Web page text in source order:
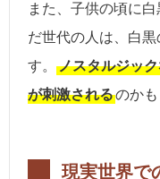
また、子供の頃に
だ世代の人は、白
す。
ノスタルジッ
が刺激されるのかも
現実世界で